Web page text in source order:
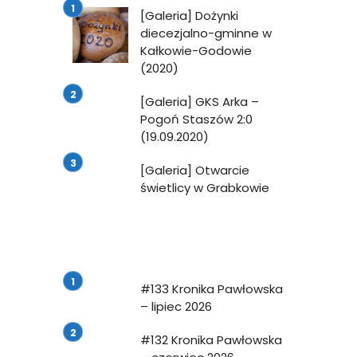
[Galeria] Dożynki
diecezjalno-gminne w
Kałkowie-Godowie
(2020)
[Galeria] GKS Arka –
Pogoń Staszów 2:0
(19.09.2020)
[Galeria] Otwarcie
świetlicy w Grabkowie
#133 Kronika Pawłowska
– lipiec 2026
#132 Kronika Pawłowska